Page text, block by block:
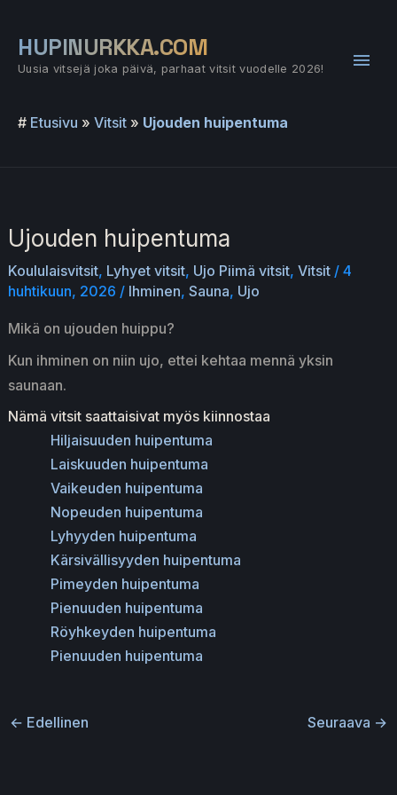
sisältöön
HUPINURKKA.COM
Uusia vitsejä joka päivä, parhaat vitsit vuodelle 2026!
# Etusivu » Vitsit » Ujouden huipentuma
Ujouden huipentuma
Koululaisvitsit, Lyhyet vitsit, Ujo Piimä vitsit, Vitsit/ 4
huhtikuun, 2026 / Ihminen, Sauna, Ujo
Mikä on ujouden huippu?
Kun ihminen on niin ujo, ettei kehtaa mennä yksin
saunaan.
Nämä vitsit saattaisivat myös kiinnostaa
Hiljaisuuden huipentuma
Laiskuuden huipentuma
Vaikeuden huipentuma
Nopeuden huipentuma
Lyhyyden huipentuma
Kärsivällisyyden huipentuma
Pimeyden huipentuma
Pienuuden huipentuma
Röyhkeyden huipentuma
Pienuuden huipentuma
← Edellinen Seuraava →